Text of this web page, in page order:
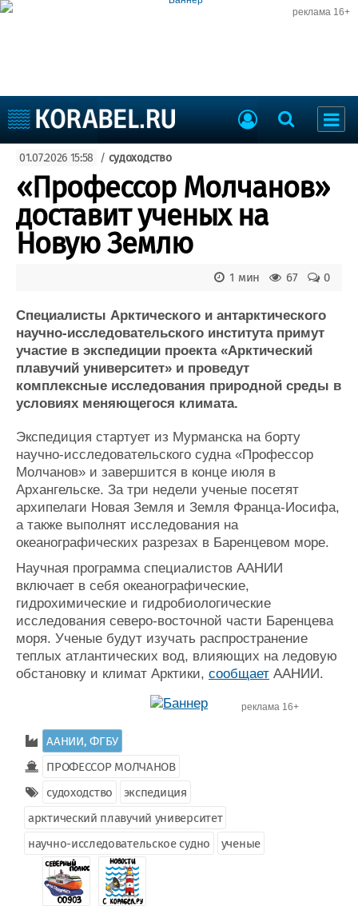
реклама 16+
Судоходство
Судоремонт
События
Пресс-релизы
Порты
Рыболовство
ВМФ
Образование
Судостроение
Пульс
Новости
Компании
Крюинг
Журнал
Реклама
Торговая площадка
Доска объявлений
Продажа флота
Оборудование
Изделия
Услуги
Конференции
Выставки и семинары
Личности
Словарь
Флот
Галерея флота
Отзывы
Все службы
01.07.2026 15:58 / судоходство
«Профессор Молчанов»
доставит ученых на
Новую Землю
0
67
1 мин
Специалисты Арктического и антарктического
научно-исследовательского института примут
участие в экспедиции проекта «Арктический
плавучий университет» и проведут
комплексные исследования природной среды в
условиях меняющегося климата.
Экспедиция стартует из Мурманска на борту
научно-исследовательского судна «Профессор
Молчанов» и завершится в конце июля в
Архангельске. За три недели ученые посетят
архипелаги Новая Земля и Земля Франца-Иосифа,
а также выполнят исследования на
океанографических разрезах в Баренцевом море.
Научная программа специалистов ААНИИ
включает в себя океанографические,
гидрохимические и гидробиологические
исследования северо-восточной части Баренцева
моря. Ученые будут изучать распространение
теплых атлантических вод, влияющих на ледовую
обстановку и климат Арктики, сообщает ААНИИ.
реклама 16+
ААНИИ, ФГБУ
ПРОФЕССОР МОЛЧАНОВ
судоходство
экспедиция
арктический плавучий университет
научно-исследовательское судно
ученые